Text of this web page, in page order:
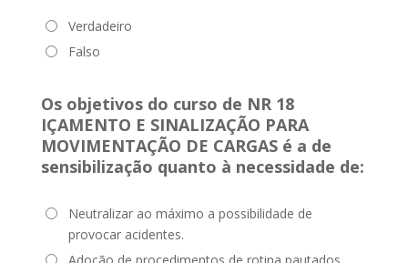
Verdadeiro
Falso
Os objetivos do curso de NR 18
IÇAMENTO E SINALIZAÇÃO PARA
MOVIMENTAÇÃO DE CARGAS é a de
sensibilização quanto à necessidade de:
Neutralizar ao máximo a possibilidade de
provocar acidentes.